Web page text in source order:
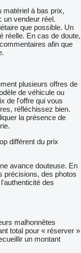
matériel à bas prix,
vendeur réel.
que possible. Un
réelle. En cas de doute,
afin que
plusieurs offres de
de véhicule ou
de l'offre qui vous
réfléchissez bien.
la présence de
différent du prix
avance douteuse. En
précisions, des photos
des
malhonnêtes
total pour « réserver »
un montant